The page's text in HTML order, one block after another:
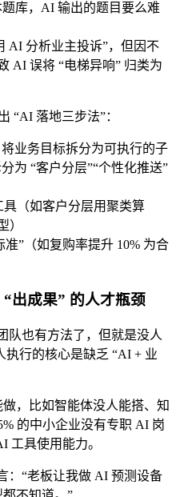
库，AI 输出的题目要么难
AI 分析业主投诉”，但因不
AI 误将 “电梯异响” 归类为
“AI 落地三步法”：
业务目标拆分为可执行的子
为 “客户分层”“个性化推送”
（如客户分层用聚类算
）
”（如复购率提升 10% 为合
出成果” 的人才瓶颈
队也有方法了，但就是没人
执行的核心是缺乏 “AI + 业
，比如智能体没人能搭、知
的中小企业没有专职 AI 岗
工具使用能力。
：“老板让我做 AI 预测设备